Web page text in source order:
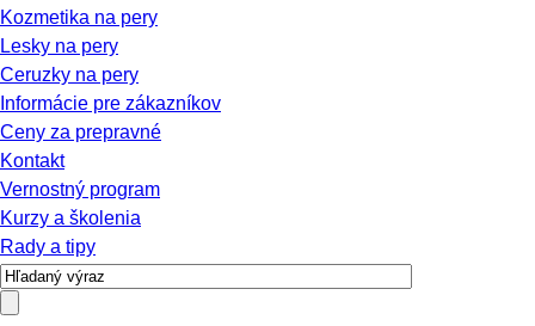
Kozmetika na pery
Lesky na pery
Ceruzky na pery
Informácie pre zákazníkov
Ceny za prepravné
Kontakt
Vernostný program
Kurzy a školenia
Rady a tipy